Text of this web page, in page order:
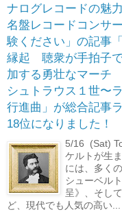
ナログレコードの魅
名盤レコードコンサ
験ください」の記事
縁起 聴衆が手拍子
加する勇壮なマーチ
シュトラウス１世〜
行進曲」が総合記事
18位になりました！
5/16 (Sat)
ケルトが生
には、多く
シューベル
呈》、そし
ど、現代でも人気の高い...